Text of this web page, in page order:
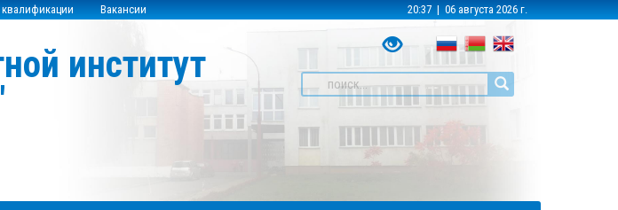
Вакансии 20:37 | 06 августа 2026 г.
институт